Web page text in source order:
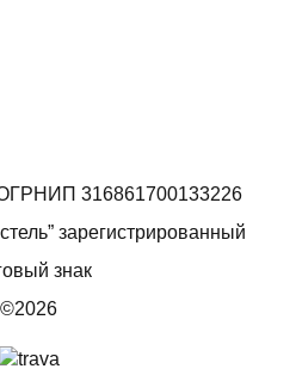
316861700133226
зарегистрированный
знак
©2026